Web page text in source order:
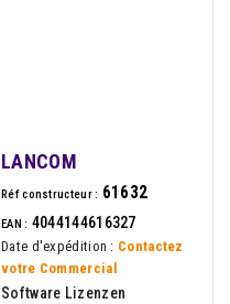
LANCOM
Réf constructeur : 61632
EAN : 4044144616327
Date d'expédition : Contactez
votre Commercial
Software Lizenzen